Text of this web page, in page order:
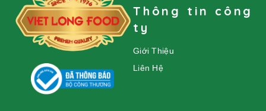
Thông tin công
ty
Giới Thiệu
Liên Hệ